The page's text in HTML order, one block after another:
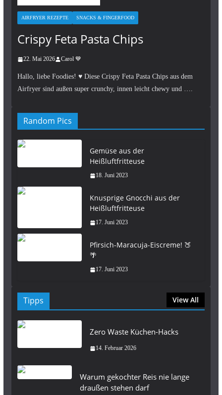
AIRFRYER REZEPTE SNACKS & FINGERFOOD
Crispy Feta Pasta Chips
22. Mai 2026 Carol 💙
Hallo, liebe Foodies! ♥︎ Diese Crispy Feta Pasta Chips aus dem
Airfryer sind außen super crunchy, innen leicht chewy und ….
Random Pics
Gemüse aus der
Heißluftfritteuse
18. Juni 2023
Knusprige Gnocchi aus der
Heißluftfritteuse
17. Juni 2023
Pfirsich-Maracuja-Eiscreme! 🍑
🌴
17. Juni 2023
Tipps View All
Zero Waste Küchen-Hacks
14. Februar 2026
Warum gekochter Reis nie lange
draußen stehen darf